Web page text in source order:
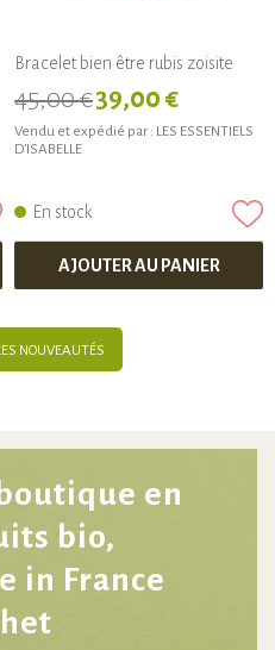
Bracelet bien être rubis zoisite
45,00 €39,00 €
Vendu et expédié par : LES ESSENTIELS
D'ISABELLE
En stock
AJOUTER AU PANIER
NOUVEAUTÉS
en
bio,
in France